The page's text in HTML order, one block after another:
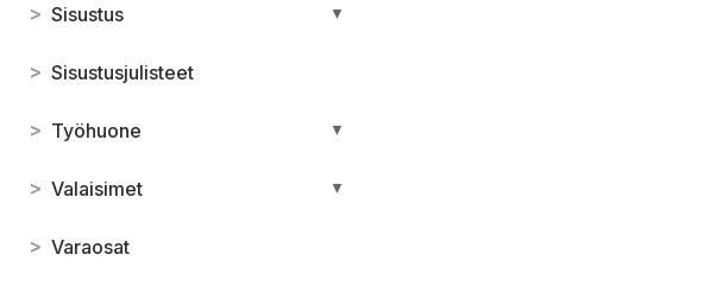
> Sisustus ▼
> Sisustusjulisteet
> Työhuone ▼
> Valaisimet ▼
> Varaosat